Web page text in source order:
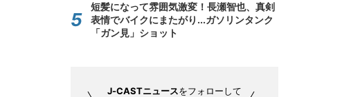
短髪になって雰囲気激変！長瀬智也、真剣
表情でバイクにまたがり...ガソリンタンク
「ガン見」ショット
J-CASTニュースをフォローして